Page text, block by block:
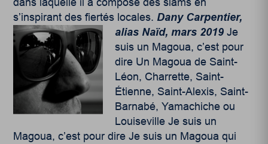
s’inspirant des fiertés locales. Dany Carpentier,
alias Naïd, mars 2019 Je
suis un Magoua, c’est pour
dire Un Magoua de Saint-
Léon, Charrette, Saint-
Étienne, Saint-Alexis, Saint-
Barnabé, Yamachiche ou
Louiseville Je suis un
Magoua, c’est pour dire Je suis un Magoua qui